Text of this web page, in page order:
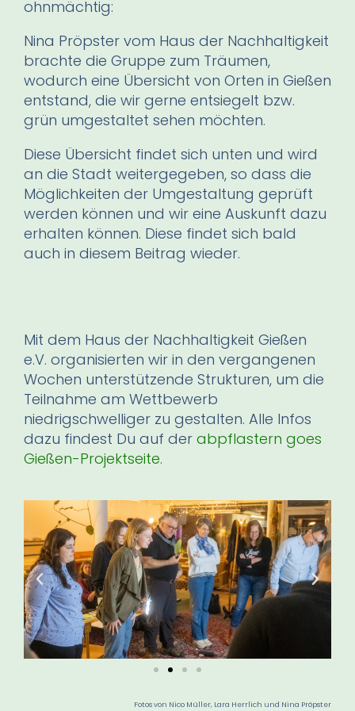
ohnmächtig:
Nina Pröpster vom Haus der Nachhaltigkeit
brachte die Gruppe zum Träumen,
wodurch eine Übersicht von Orten in Gießen
entstand, die wir gerne entsiegelt bzw.
grün umgestaltet sehen möchten.
Diese Übersicht findet sich unten und wird
an die Stadt weitergegeben, so dass die
Möglichkeiten der Umgestaltung geprüft
werden können und wir eine Auskunft dazu
erhalten können. Diese findet sich bald
auch in diesem Beitrag wieder.
Mit dem Haus der Nachhaltigkeit Gießen
e.V. organisierten wir in den vergangenen
Wochen unterstützende Strukturen, um die
Teilnahme am Wettbewerb
niedrigschwelliger zu gestalten. Alle Infos
dazu findest Du auf der abpflastern goes
Gießen-Projektseite.
Fotos von Nico Müller, Lara Herrlich und Nina Pröpster